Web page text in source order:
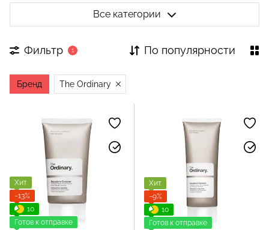
Сыворотки с ретиноломВсе категории
Фильтр 1 По популярности
Бренд The Ordinary
Хит
−13%
10
Готов к отправке
Хит
−9%
10
Готов к отправке